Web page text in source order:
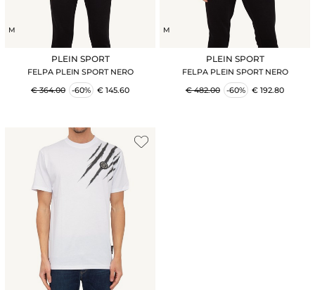
M
PLEIN SPORT
FELPA PLEIN SPORT NERO
€ 364.00
-60% € 145.60
M
PLEIN SPORT
FELPA PLEIN SPORT NERO
€ 482.00
-60% € 192.80